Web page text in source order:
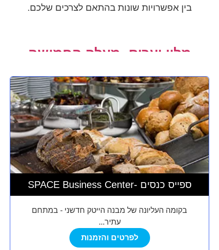
בין אפשרויות שונות בהתאם לצרכים שלכם.
מלון יערים- מעלה החמישה
למידע נוסף
SPACE Business Center- ספייס כנסים
בקומה העליונה של מבנה הייטק חדשני - במתחם
עתיר...
לפרטים והזמנות